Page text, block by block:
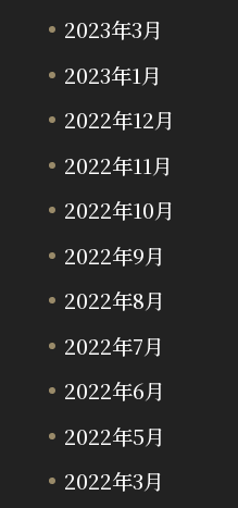
2023年3月
2023年1月
2022年12月
2022年11月
2022年10月
2022年9月
2022年8月
2022年7月
2022年6月
2022年5月
2022年3月